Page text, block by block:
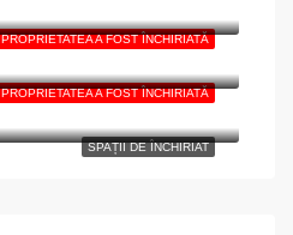
PROPRIETATEA A FOST ÎNCHIRIATĂ
PROPRIETATEA A FOST ÎNCHIRIATĂ
SPAȚII DE ÎNCHIRIAT